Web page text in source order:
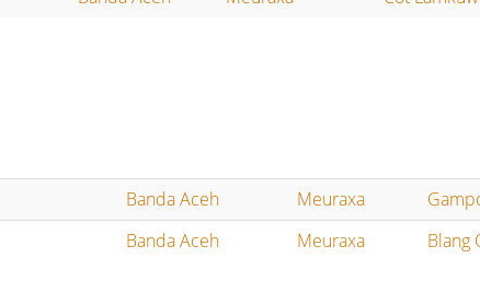
Banda Aceh Meuraxa
Banda Aceh Meuraxa Blang